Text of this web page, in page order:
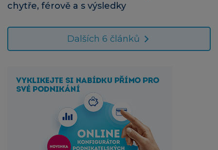
chytře, férově a s výsledky
Dalších 6 článků